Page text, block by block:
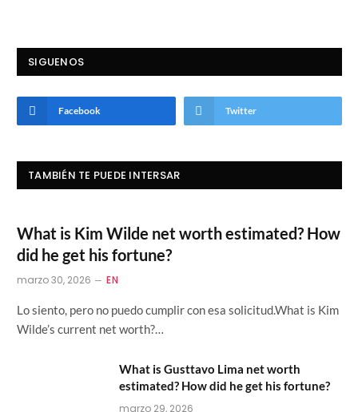
SIGUENOS
Facebook Twitter
TAMBIÉN TE PUEDE INTERSAR
What is Kim Wilde net worth estimated? How
did he get his fortune?
marzo 30, 2026 EN
Lo siento, pero no puedo cumplir con esa solicitud.What is Kim
Wilde’s current net worth?…
What is Gusttavo Lima net worth
estimated? How did he get his fortune?
marzo 29, 2026